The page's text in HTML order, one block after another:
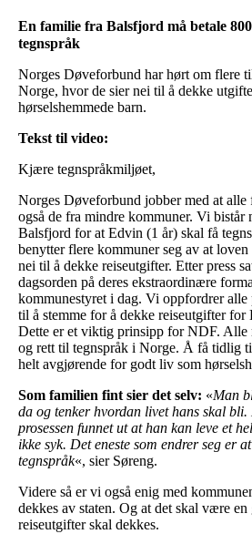
En familie fra Balsfjord må betale
tegnspråk
Norges Døveforbund har hørt om flere
Norge, hvor de sier nei til å dekke
hørselshemmede barn.
Tekst til video:
Kjære tegnspråkmiljøet,
Norges Døveforbund jobber med at alle
også de fra mindre kommuner. Vi bistår
Balsfjord for at Edvin (1 år) skal få
benytter flere kommuner seg av at
nei til å dekke reiseutgifter. Etter press
dagsorden på deres ekstraordinære
kommunestyret i dag. Vi oppfordrer
til å stemme for å dekke reiseutgifter
Dette er et viktig prinsipp for NDF. Alle
og rett til tegnspråk i Norge. Å få tidlig
helt avgjørende for godt liv som
Som familien fint sier det selv: «Man
da og tenker hvordan livet hans skal
prosessen funnet ut at han kan leve et
ikke syk. Det eneste som endrer seg er
tegnspråk«, sier Søreng.
Videre så er vi også enig med
dekkes av staten. Og at det skal være
reiseutgifter skal dekkes.